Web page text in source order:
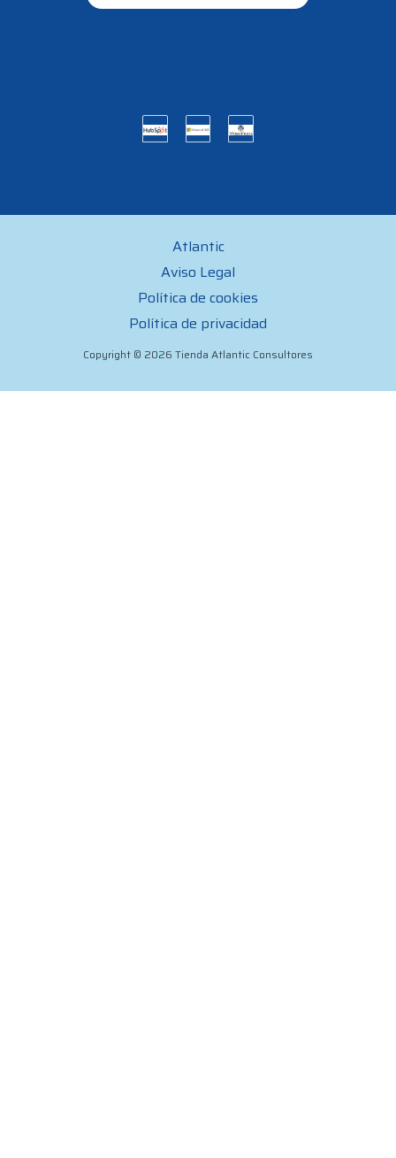
Atlantic
Aviso Legal
Política de cookies
Política de privacidad
Copyright © 2026 Tienda Atlantic Consultores